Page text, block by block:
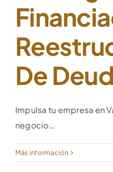
De
Impulsa tu empresa en
negocio…
Más información